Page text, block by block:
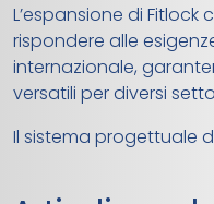
L’espansione di
rispondere alle
internazionale,
versatili per diversi
Il sistema progettuale